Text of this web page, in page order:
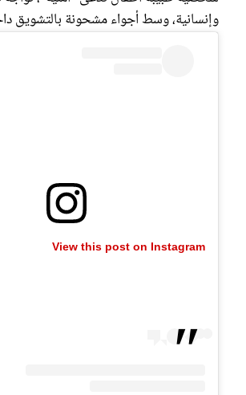
وإنسانية، وسط أجواء مشحونة بالتشويق
View this post on Instagram